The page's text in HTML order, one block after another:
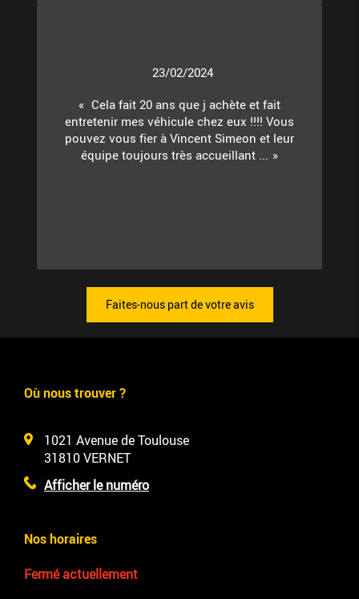
23/02/2024
Cela fait 20 ans que j achète et fait
entretenir mes véhicule chez eux !!!! Vous
pouvez vous fier à Vincent Simeon et leur
équipe toujours très accueillant ...
Faites-nous part de votre avis
Où nous trouver ?
1021 Avenue de Toulouse
31810VERNET
Afficher le numéro
Nos horaires
Fermé actuellement